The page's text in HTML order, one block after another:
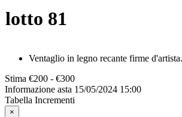
lotto 81
Ventaglio in legno recante firme
Stima €200 - €300
Informazione asta 15/05/2024 15:00
Tabella Incrementi
×